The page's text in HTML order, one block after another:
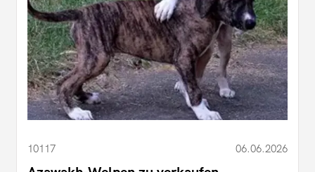
10117 06.06.2026